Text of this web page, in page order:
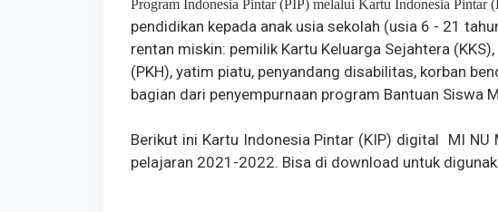
Program Indonesia Pintar (PIP) melalui Kartu Indonesia Pintar
pendidikan kepada anak usia sekolah (usia 6 - 21
rentan miskin: pemilik Kartu Keluarga Sejahtera
(PKH), yatim piatu, penyandang disabilitas, korban
bagian dari penyempurnaan program Bantuan Siswa
Berikut ini Kartu Indonesia Pintar (KIP) digital MI NU
pelajaran 2021-2022. Bisa di download untuk